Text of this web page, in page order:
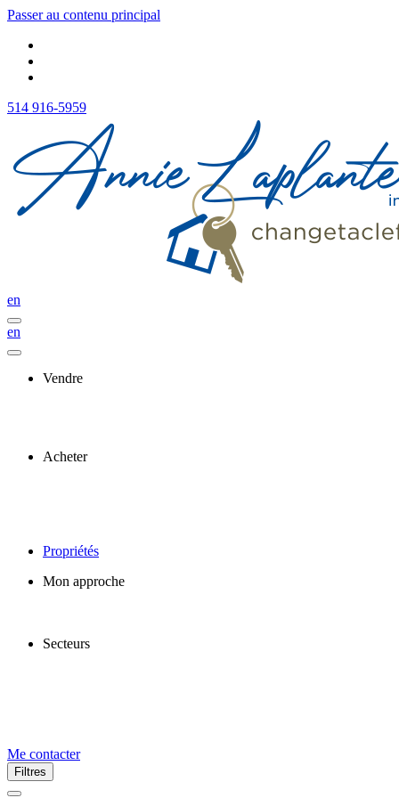
Passer au contenu principal
514 916-5959
en
en
Vendre
Acheter
Propriétés
Mon approche
Secteurs
Me contacter
Filtres